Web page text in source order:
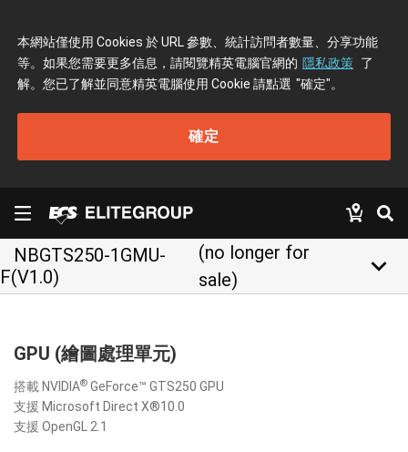
本網站僅使用 Cookies 於 URL 參數、統計訪問者數量、分享功能
等。如果您需要更多信息，請閱覽精英電腦官網的 隱私政策 了
解。您已了解並同意精英電腦使用 Cookie 請點選 "確定"。
確定
NBGTS250-1GMU-
F(V1.0)
(no longer for
sale)
keyboard_arrow_down
GPU (繪圖處理單元)
搭載 NVIDIA® GeForce™ GTS250 GPU
支援 Microsoft Direct X®10.0
支援 OpenGL 2.1